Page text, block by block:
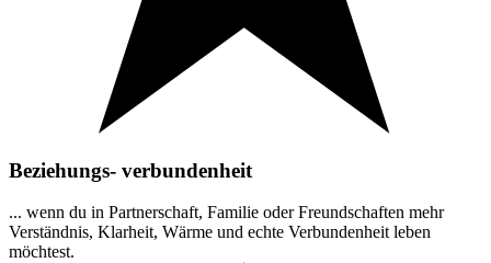
Beziehungs- verbundenheit
... wenn du in Partnerschaft, Familie oder Freundschaften mehr
Verständnis, Klarheit, Wärme und echte Verbundenheit leben
möchtest.